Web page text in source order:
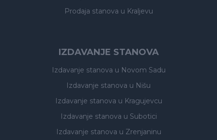
Prodaja stanova u Kraljevu
IZDAVANJE STANOVA
Izdavanje stanova u Novom Sadu
Izdavanje stanova u Nišu
Izdavanje stanova u Kragujevcu
Izdavanje stanova u Subotici
Izdavanje stanova u Zrenjaninu